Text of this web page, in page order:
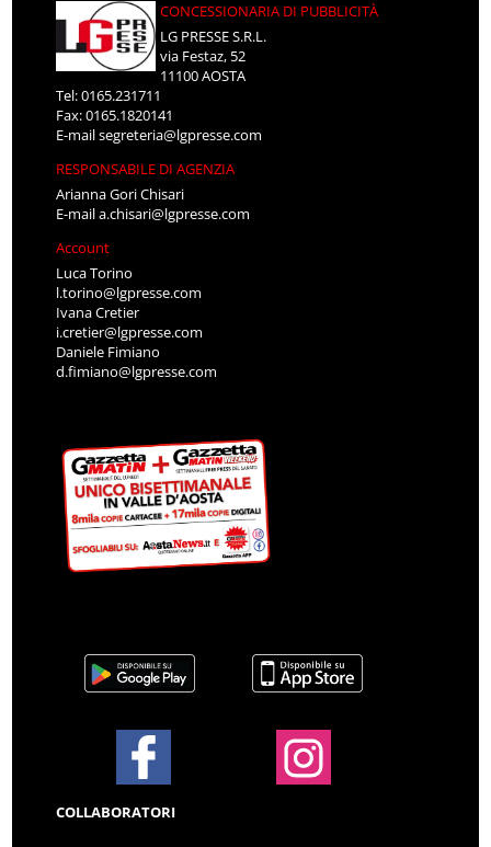
CONCESSIONARIA DI PUBBLICITÀ
LG PRESSE S.R.L.
via Festaz, 52
11100 AOSTA
Tel: 0165.231711
Fax: 0165.1820141
E-mailsegreteria@lgpresse.com
RESPONSABILE DI AGENZIA
Arianna Gori Chisari
E-maila.chisari@lgpresse.com
Account
Luca Torino
l.torino@lgpresse.com
Ivana Cretier
i.cretier@lgpresse.com
Daniele Fimiano
d.fimiano@lgpresse.com
COLLABORATORI